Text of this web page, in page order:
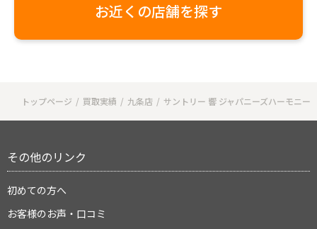
お近くの店舗を探す
トップページ 買取実績 九条店 サントリー 響 ジャパニーズハーモニー
その他のリンク
初めての方へ
お客様のお声・口コミ